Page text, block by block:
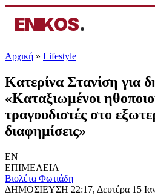
ENIKOS.
Αρχική » Lifestyle
Κατερίνα Στανίση για
«Καταξιωμένοι
τραγουδιστές στο
διαφημίσεις»
EN
ΕΠΙΜΕΛΕΙΑ
Βιολέτα Φωτιάδη
ΔΗΜΟΣΙΕΥΣΗ 22:17, Δευτέρα 15